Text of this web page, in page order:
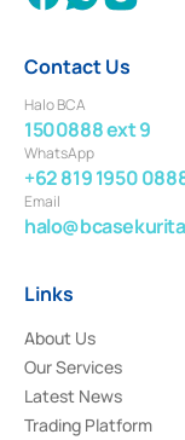
Contact Us
Halo BCA
1500888 ext 9
WhatsApp
+62 819 1950
Email
Links
About Us
Our Services
Latest News
Trading Platform